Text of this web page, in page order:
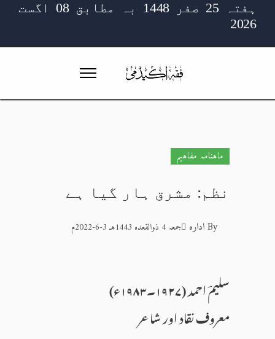
ہفتہ 25 صفر 1448 بہ مطابق 08 اگست
2026
ماہنامہ مفاہیم
نظم: مشرق ہار گیا ہے
Byادارہ جمعہ 4 ذوالقعدہ 1443هـ 3-6-2022م
سلیمؔ احمد (۱۹۲۷۔۱۹۸۳ء)
معروف نقاد اور شاعر